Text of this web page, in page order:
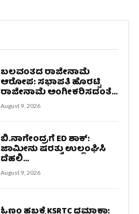
ಬಲವಂತದ ರಾಜೀನಾಮೆ
ಆರೋಪ: ಸಭಾಪತಿ ಹೊರಟ್ಟಿ
ರಾಜೀನಾಮೆ ಅಂಗೀಕರಿಸದಂತೆ...
August 9, 2026
ಬಿ.ನಾಗೇಂದ್ರಗೆ ED ಶಾಕ್:
ಜಾಮೀನು ಷರತ್ತು ಉಲ್ಲಂಘಿಸಿ
ದೆಹಲಿ...
August 9, 2026